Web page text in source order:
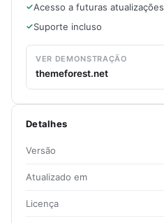
Acesso a futuras atualizações
Suporte incluso
VER DEMONSTRAÇÃO
themeforest.net
Detalhes
Versão
Atualizado em
Licença